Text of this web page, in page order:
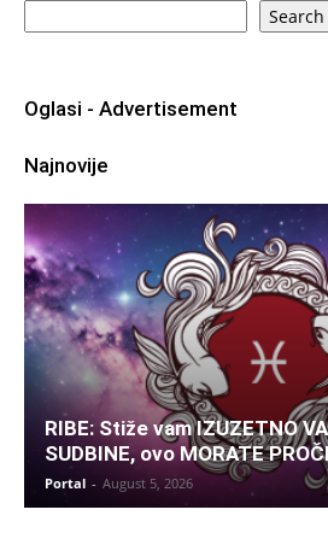
Search
Oglasi - Advertisement
Najnovije
RIBE: Stiže vam IZUZETNO
SUDBINE, ovo MORATE
Portal - August 5, 2026